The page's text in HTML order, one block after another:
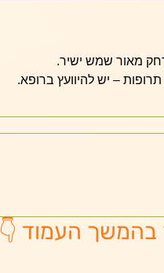
מאור שמש ישיר.
תרופות – יש להיוועץ ברופא.
בהמשך העמוד 👇